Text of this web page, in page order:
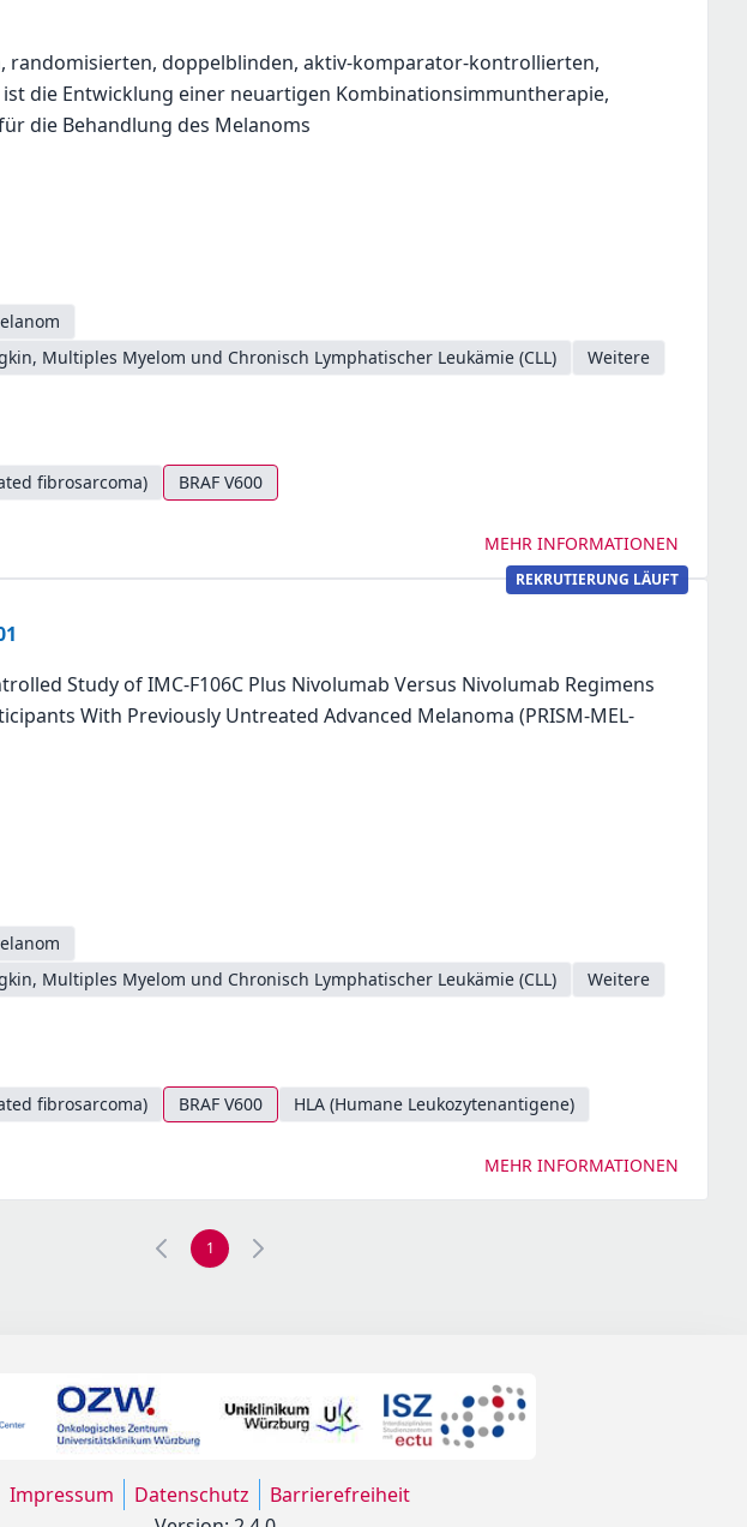
randomisierten, doppelblinden, aktiv-komparator-kontrollierten,
ist die Entwicklung einer neuartigen Kombinationsimmuntherapie,
die Behandlung des Melanoms
Multiples Myelom und Chronisch Lymphatischer Leukämie (CLL)
Weitere
fibrosarcoma) BRAF V600
MEHR INFORMATIONEN
REKRUTIERUNG LÄUFT
Study of IMC-F106C Plus Nivolumab Versus Nivolumab Regimens
With Previously Untreated Advanced Melanoma (PRISM-MEL-
Multiples Myelom und Chronisch Lymphatischer Leukämie (CLL)
Weitere
fibrosarcoma) BRAF V600 HLA (Humane Leukozytenantigene)
MEHR INFORMATIONEN
1
Impressum Datenschutz
Barrierefreiheit